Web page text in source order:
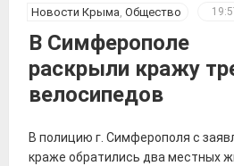
уполномоченные, все дежурные
службы, ГИБДД, уголовного
Также к поисковым
привлекли кинолога […]
Новости Крыма Общество
В Симферополе
раскрыли кражу
велосипедов
В полицию г. Симферополя с
краже обратились два местных